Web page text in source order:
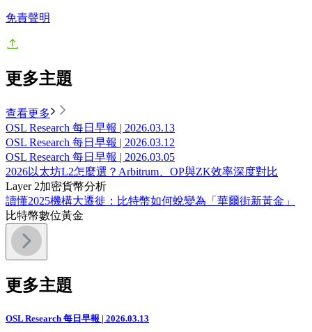
免責聲明
更多主題
查看更多
OSL Research 每日早報 | 2026.03.13
OSL Research 每日早報 | 2026.03.12
OSL Research 每日早報 | 2026.03.05
2026以太坊L2怎麼選？Arbitrum、OP與ZK效率深度對比
Layer 2加密貨幣分析
讀懂2025機構大遷徙：比特幣如何蛻變為「華爾街新黃金」
比特幣數位黃金
更多主題
OSL Research 每日早報 | 2026.03.13